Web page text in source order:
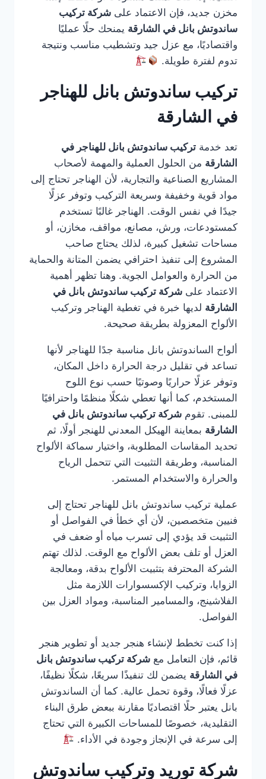
مخزن جديد، فإن الاعتماد على شركة تركيب
ساندوتش بانل في الشارقة يمنحك حلًا عمليًا
واقتصاديًا، مع عزل جيد وتشطيب مناسب ونتيجة
تدوم لفترة طويلة.
تركيب ساندوتش بانل للهناجر
في الشارقة
تعد خدمة تركيب ساندوتش بانل للهناجر في
الشارقة من الحلول العملية والمهمة لأصحاب
المشاريع الصناعية والتجارية، لأن الهناجر تحتاج إلى
مواد قوية وخفيفة وسريعة التركيب وتوفر عزلًا
جيدًا في نفس الوقت. الهناجر غالبًا تستخدم
كمستودعات، ورش، مصانع، مواقف، مخازن، أو
مساحات تشغيل كبيرة، لذلك يحتاج صاحب
المشروع إلى تنفيذ احترافي يضمن المتانة والحماية
من الحرارة والعوامل الجوية. وهنا تظهر أهمية
الاعتماد على شركة تركيب ساندوتش بانل في
الشارقة لديها خبرة في تغطية الهناجر وتركيب
الألواح المعزولة بطريقة صحيحة.
ألواح الساندوتش بانل مناسبة جدًا للهناجر لأنها
تساعد في تقليل درجة الحرارة داخل المكان،
وتوفر عزلًا حراريًا وصوتيًا حسب نوع اللوح
المستخدم، كما أنها تعطي شكلًا منظمًا واحترافيًا
للمبنى. تقوم شركة تركيب ساندوتش بانل في
الشارقة بمعاينة الهيكل المعدني للهنجر أولًا، ثم
تحديد المقاسات المطلوبة، واختيار سماكة الألواح
المناسبة، وطريقة التثبيت التي تتحمل الرياح
والحرارة والاستخدام المستمر.
عملية تركيب ساندوتش بانل للهناجر تحتاج إلى
فنيين متخصصين، لأن أي خطأ في الفواصل أو
التثبيت قد يؤدي إلى تسرب مياه أو ضعف في
العزل أو تلف بعض الألواح مع الوقت. لذلك تهتم
الشركة المحترفة بتثبيت الألواح بدقة، ومعالجة
الزوايا، وتركيب الإكسسوارات اللازمة مثل
الفلاشينج، والمسامير المناسبة، ومواد العزل بين
الفواصل.
إذا كنت تخطط لإنشاء هنجر جديد أو تطوير هنجر
قائم، فإن التعامل مع شركة تركيب ساندوتش بانل
في الشارقة يضمن لك تنفيذًا سريعًا، شكلًا نظيفًا،
عزلًا فعالًا، وقوة تحمل عالية. كما أن الساندوتش
بانل يعتبر حلًا اقتصاديًا مقارنة ببعض طرق البناء
التقليدية، خصوصًا للمساحات الكبيرة التي تحتاج
إلى سرعة في الإنجاز وجودة في الأداء.
شركة توريد وتركيب ساندوتش